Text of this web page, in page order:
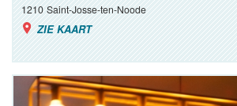
1210 Saint-Josse-ten-Noode
ZIE KAART